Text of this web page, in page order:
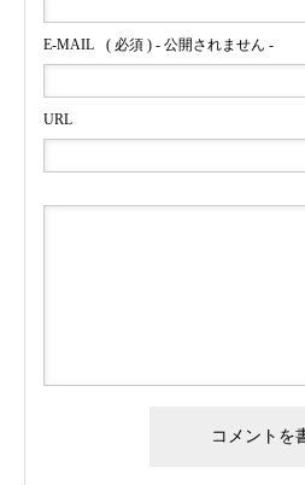
E-MAIL ( 必須 ) - 公開されません -
URL